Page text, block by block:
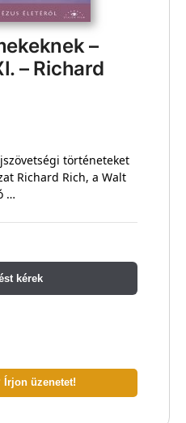
–
– Richard
történeteket
Richard Rich, a Walt
…
kérek
Írjon üzenetet!